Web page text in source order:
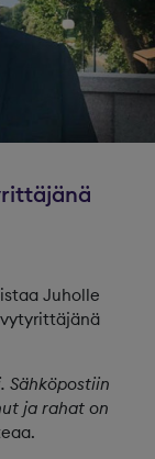
Juholle
Sähköpostiin
ja rahat on